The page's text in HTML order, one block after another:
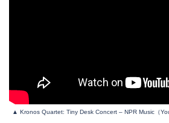
▲ Kronos Quartet: Tiny Desk Concert – NPR Music（